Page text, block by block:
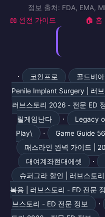
자이데나
본 사이트의 모든 정보는
전문적인 의학적 조언을 대
는 전문의약품으로 반
© 2026 러브스토리. All rights
정보 출처: FDA, EMA,
📖 완전 가이드 🏠 홈
· 코인프로 골드비